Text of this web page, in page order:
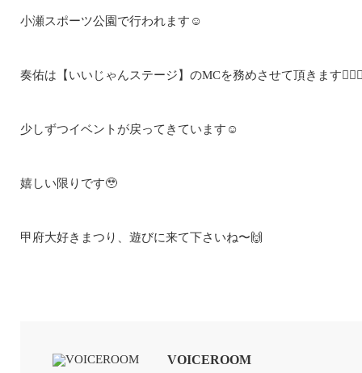
小瀬スポーツ公園で行われます☺️
奏佑は【いいじゃんステージ】のMCを務めさせて頂きます
少しずつイベントが戻ってきています☺️
嬉しい限りです🥹
甲府大好きまつり、遊びに来て下さいね〜🙌
VOICEROOM